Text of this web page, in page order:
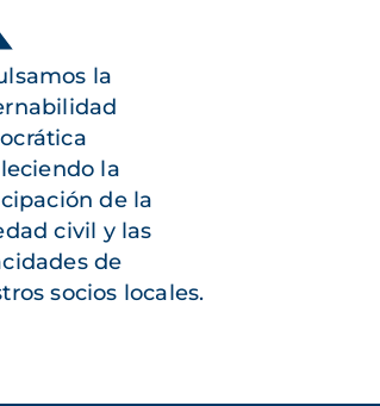
la
la
de la
civil y las
de
socios locales.